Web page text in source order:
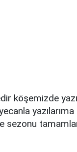
köşemizde
sezonu